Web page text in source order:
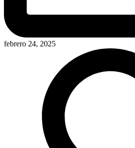
febrero 24, 2025